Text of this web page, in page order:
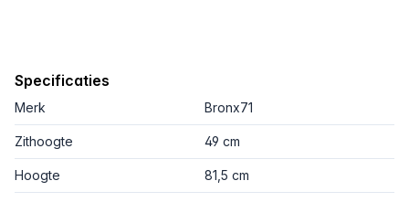
Specificaties
Merk Bronx71
Zithoogte 49 cm
Hoogte 81,5 cm